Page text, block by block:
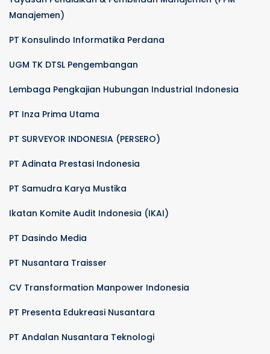
Manajemen)
PT Konsulindo Informatika Perdana
UGM TK DTSL Pengembangan
Lembaga Pengkajian Hubungan Industrial Indonesia
PT Inza Prima Utama
PT SURVEYOR INDONESIA (PERSERO)
PT Adinata Prestasi Indonesia
PT Samudra Karya Mustika
Ikatan Komite Audit Indonesia (IKAI)
PT Dasindo Media
PT Nusantara Traisser
CV Transformation Manpower Indonesia
PT Presenta Edukreasi Nusantara
PT Andalan Nusantara Teknologi